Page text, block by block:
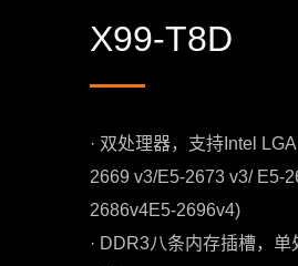
X99-T8D
· 双处理器，支持Intel
2669 v3/E5-2673 v3/ E5-
2686v4E5-2696v4)
· DDR3八条内存插槽，